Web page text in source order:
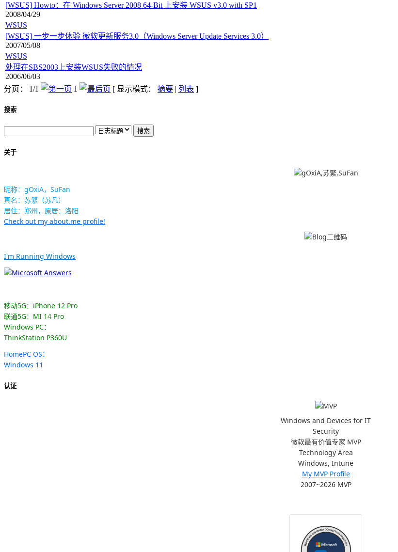
[WSUS] Howto：在 Windows Server 2008 64-Bit 上安装 WSUS v3.0 with SP1
2008/04/29
WSUS
[WSUS] 一步一步体验 微软更新服务3.0（Windows Server Update Services 3.0）
2007/05/08
WSUS
处理在SBS2003上安装WSUS失败的情况
2006/06/03
分页： 1/1
1 [ 显示模式： 摘要 | 列表 ]
搜索
关于
昵称：gOxiA，SuFan
真名：苏繁（苏凡）
居住：郑州，原居：洛阳
Check out my about.me profile!
I'm Running Windows
移动5G：iPhone 12 Pro
联通5G：MI 14 Pro
Windows PC：
ThinkStation P360U
HomePC OS：
Windows 11
认证
Windows and Devices for IT
Security
微软最有价值专家 MVP
Technology Area
Windows, Intune
My MVP Profile
2007~2026 MVP